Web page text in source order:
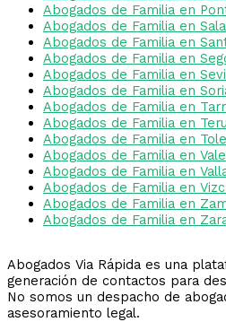
Abogados de Familia en
Abogados de Familia en
Abogados de Familia en
Abogados de Familia en
Abogados de Familia en
Abogados de Familia en
Abogados de Familia en
Abogados de Familia en
Abogados de Familia en
Abogados de Familia en
Abogados de Familia en
Abogados de Familia en
Abogados de Familia en
Abogados de Familia en
Abogados Via Rápida es una
generación de contactos para
No somos un despacho de
asesoramiento legal.